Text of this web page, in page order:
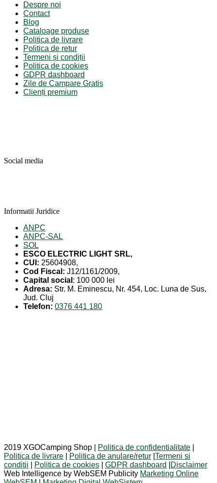
Despre noi
Contact
Blog
Cataloage produse
Politica de livrare
Politica de retur
Termeni și condiții
Politica de cookies
GDPR dashboard
Zile de Campare Gratis
Clienți premium
Social media
Informatii Juridice
ANPC
ANPC-SAL
SOL
ESCO ELECTRIC LIGHT SRL,
CUI: 25604908,
Cod Fiscal: J12/1161/2009,
Capital social : 100 000 lei
Adresa: Str. M. Eminescu, Nr. 454, Loc. Luna de Sus,
Jud. Cluj
Telefon: 0376 441 180
2019 XGOCamping Shop | Politica de confidentialitate
Politica de livrare
Politica de anulare/retur Termeni si
conditii
Politica de cookies GDPR dashboard
Disclaimer
Web Intelligence by WebSEM Publicity Marketing Online